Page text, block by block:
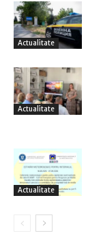
Actualitate
Actualitate
Actualitate